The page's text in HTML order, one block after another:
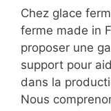
Chez glace
ferme made in
proposer une
support pour
dans la
Nous